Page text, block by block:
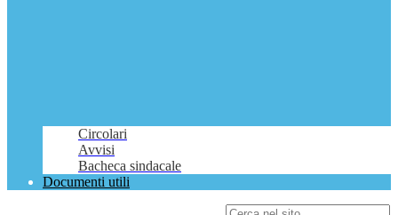
Circolari
Avvisi
Bacheca sindacale
Documenti utili